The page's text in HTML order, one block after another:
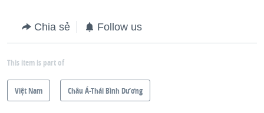
Chia sẻ Follow us
This item is part of
Việt Nam Châu Á-Thái Bình Dương